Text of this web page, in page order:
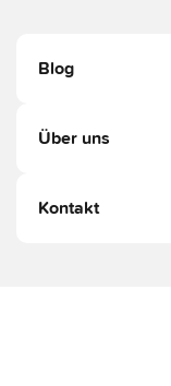
Blog
Über uns
Kontakt